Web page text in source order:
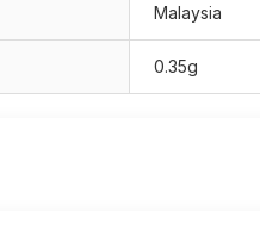
Malaysia
0.35g